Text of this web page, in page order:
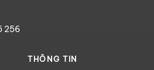
256
THÔNG TIN